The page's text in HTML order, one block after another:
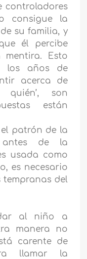
controladores
consigue la
su familia, y
él percibe
Esto
los años de
acerca de
quién’, son
están
el patrón de la
antes de la
usada como
es necesario
del
al niño a
manera no
carente de
llamar la